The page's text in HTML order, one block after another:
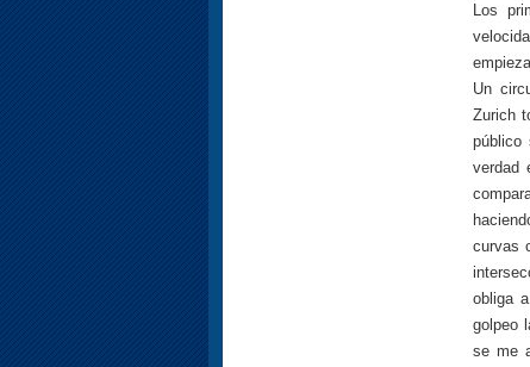
Los
Un
Zurich
público
verdad
curvas
obliga
golpeo
se me